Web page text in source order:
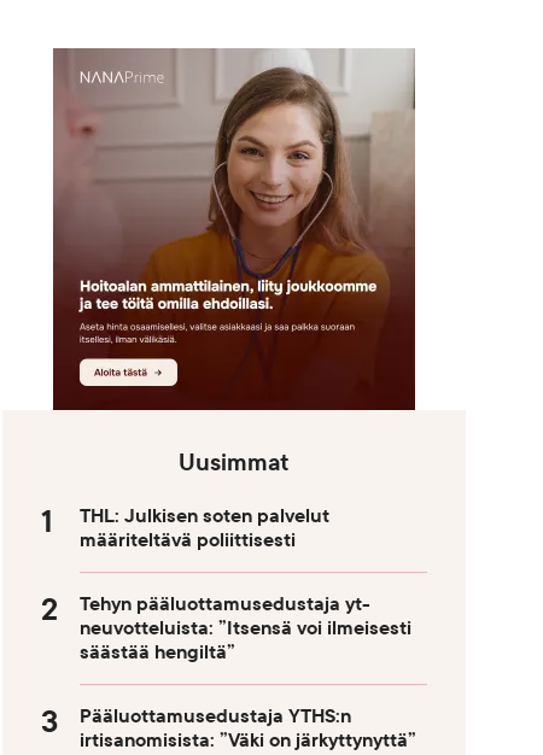
Uusimmat
THL: Julkisen soten palvelut
määriteltävä poliittisesti
Tehyn pääluottamusedustaja yt-
neuvotteluista: ”Itsensä voi ilmeisesti
säästää hengiltä”
Pääluottamusedustaja YTHS:n
irtisanomisista: ”Väki on järkyttynyttä”